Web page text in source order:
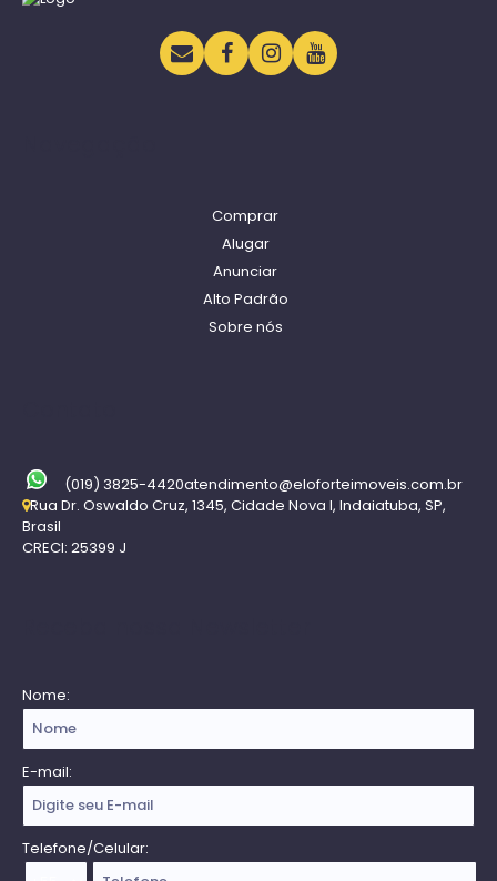
Comprar
Alugar
Anunciar
Alto Padrão
Sobre nós
(019) 3825-4420atendimento@eloforteimoveis.com.br
Rua Dr. Oswaldo Cruz, 1345, Cidade Nova I, Indaiatuba, SP,
Brasil
CRECI: 25399 J
Nome:
E-mail:
Telefone/Celular: